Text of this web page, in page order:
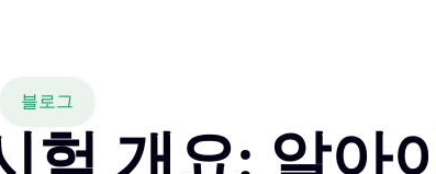
블로그
험 개요: 알아